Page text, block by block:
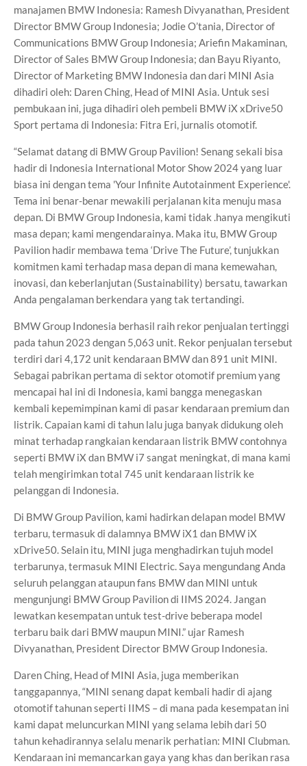
manajamen BMW Indonesia: Ramesh Divyanathan, President
Director BMW Group Indonesia; Jodie O’tania, Director of
Communications BMW Group Indonesia; Ariefin Makaminan,
Director of Sales BMW Group Indonesia; dan Bayu Riyanto,
Director of Marketing BMW Indonesia dan dari MINI Asia
dihadiri oleh: Daren Ching, Head of MINI Asia. Untuk sesi
pembukaan ini, juga dihadiri oleh pembeli BMW iX xDrive50
Sport pertama di Indonesia: Fitra Eri, jurnalis otomotif.
“Selamat datang di BMW Group Pavilion! Senang sekali bisa
hadir di Indonesia International Motor Show 2024 yang luar
biasa ini dengan tema 'Your Infinite Autotainment Experience'.
Tema ini benar-benar mewakili perjalanan kita menuju masa
depan. Di BMW Group Indonesia, kami tidak .hanya mengikuti
masa depan; kami mengendarainya. Maka itu, BMW Group
Pavilion hadir membawa tema ‘Drive The Future’, tunjukkan
komitmen kami terhadap masa depan di mana kemewahan,
inovasi, dan keberlanjutan (Sustainability) bersatu, tawarkan
Anda pengalaman berkendara yang tak tertandingi.
BMW Group Indonesia berhasil raih rekor penjualan tertinggi
pada tahun 2023 dengan 5,063 unit. Rekor penjualan tersebut
terdiri dari 4,172 unit kendaraan BMW dan 891 unit MINI.
Sebagai pabrikan pertama di sektor otomotif premium yang
mencapai hal ini di Indonesia, kami bangga menegaskan
kembali kepemimpinan kami di pasar kendaraan premium dan
listrik. Capaian kami di tahun lalu juga banyak didukung oleh
minat terhadap rangkaian kendaraan listrik BMW contohnya
seperti BMW iX dan BMW i7 sangat meningkat, di mana kami
telah mengirimkan total 745 unit kendaraan listrik ke
pelanggan di Indonesia.
Di BMW Group Pavilion, kami hadirkan delapan model BMW
terbaru, termasuk di dalamnya BMW iX1 dan BMW iX
xDrive50. Selain itu, MINI juga menghadirkan tujuh model
terbarunya, termasuk MINI Electric. Saya mengundang Anda
seluruh pelanggan ataupun fans BMW dan MINI untuk
mengunjungi BMW Group Pavilion di IIMS 2024. Jangan
lewatkan kesempatan untuk test-drive beberapa model
terbaru baik dari BMW maupun MINI.” ujar Ramesh
Divyanathan, President Director BMW Group Indonesia.
Daren Ching, Head of MINI Asia, juga memberikan
tanggapannya, “MINI senang dapat kembali hadir di ajang
otomotif tahunan seperti IIMS – di mana pada kesempatan ini
kami dapat meluncurkan MINI yang selama lebih dari 50
tahun kehadirannya selalu menarik perhatian: MINI Clubman.
Kendaraan ini memancarkan gaya yang khas dan berikan rasa